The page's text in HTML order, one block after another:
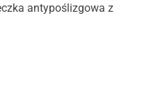
antypoślizgowa z